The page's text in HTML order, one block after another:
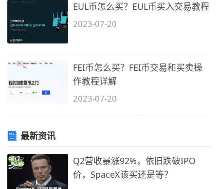
EUL币怎么买？EUL币买入交易教程
2023-07-20
FEI币怎么买？FEI币交易和买卖操
作教程详解
2023-07-20
最新资讯
Q2营收暴涨92%，依旧跌破IPO
价，SpaceX该买还是等？